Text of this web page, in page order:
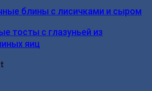
блины с лисичками и сыром
тосты с глазуньей из
яиц